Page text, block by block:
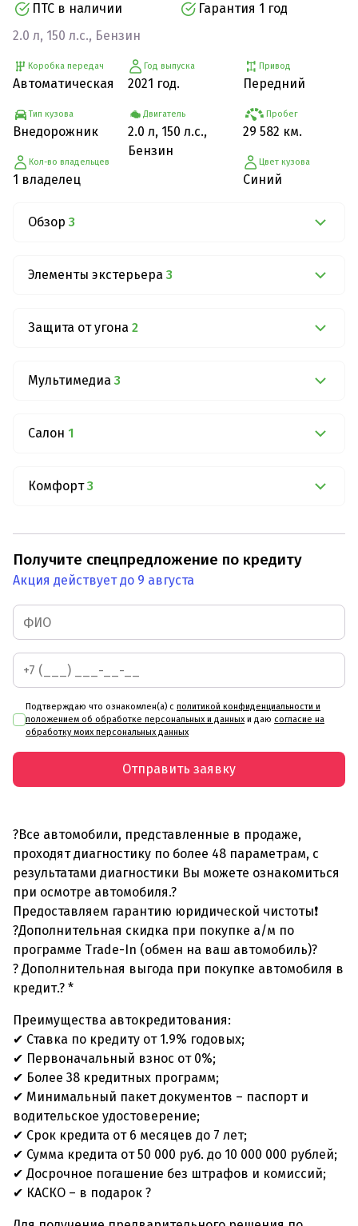
ПТС в наличии
Гарантия 1 год
2.0 л, 150 л.с., Бензин
Коробка передач
Автоматическая
Тип кузова
Внедорожник
Кол-во владельцев
1 владелец
Год выпуска
2021 год.
Двигатель
2.0 л, 150 л.с.,
Бензин
Привод
Передний
Пробег
29 582 км.
Цвет кузова
Синий
Обзор 3
Элементы экстерьера 3
Защита от угона 2
Мультимедиа 3
Салон 1
Комфорт 3
Получите спецпредложение по кредиту
Акция действует до 9 августа
Подтверждаю что ознакомлен(а) с политикой конфиденциальности и
положением об обработке персональных и данных и даю согласие на
обработку моих персональных данных
Отправить заявку
?Все автомобили, представленные в продаже,
проходят диагностику по более 48 параметрам, с
результатами диагностики Вы можете ознакомиться
при осмотре автомобиля.?
Предоставляем гарантию юридической чистоты❗
?Дополнительная скидка при покупке а/м по
программе Trade-In (обмен на ваш автомобиль)?
? Дополнительная выгода при покупке автомобиля в
кредит.? *
Преимущества автокредитования:
✔ Ставка по кредиту от 1.9% годовых;
✔ Первоначальный взнос от 0%;
✔ Более 38 кредитных программ;
✔ Минимальный пакет документов – паспорт и
водительское удостоверение;
✔ Срок кредита от 6 месяцев до 7 лет;
✔ Сумма кредита от 50 000 руб. до 10 000 000 рублей;
✔ Досрочное погашение без штрафов и комиссий;
✔ КАСКО – в подарок ?